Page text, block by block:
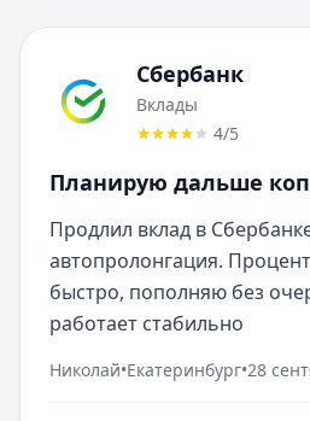
Сбербанк
Вклады
4/5
Планирую дальше
Продлил вклад в
автопролонгация.
быстро, пополняю без
работает стабильно
Николай•Екатеринбург•28